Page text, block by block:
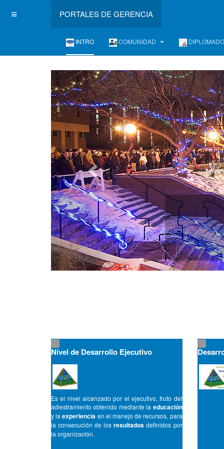
PORTALES DE GERENCIA
INTRO COMUNIDAD
Nivel de Desarrollo Ejecutivo
Es el nivel alcanzado por el ejecutivo, fruto del
adiestramiento obtenido mediante la educación
y laexperiencia en el manejo de recursos, para
la consecución de losresultados definidos por
la organización.